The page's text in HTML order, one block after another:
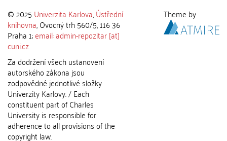
© 2025 Univerzita Karlova,Ústřední
knihovna, Ovocný trh 560/5, 116 36
Praha 1;email: admin-repozitar [at]
cuni.cz
Za dodržení všech ustanovení
autorského zákona jsou
zodpovědné jednotlivé složky
Univerzity Karlovy. / Each
constituent part of Charles
University is responsible for
adherence to all provisions of the
copyright law.
Theme by